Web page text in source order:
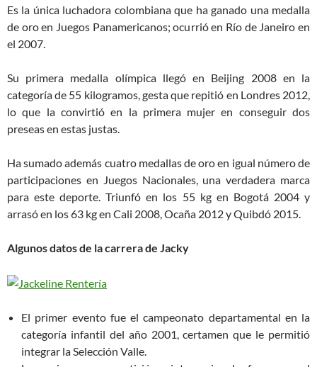
Es la única luchadora colombiana que ha ganado una medalla
de oro en Juegos Panamericanos; ocurrió en Río de Janeiro en
el 2007.
Su primera medalla olímpica llegó en Beijing 2008 en la
categoría de 55 kilogramos, gesta que repitió en Londres 2012,
lo que la convirtió en la primera mujer en conseguir dos
preseas en estas justas.
Ha sumado además cuatro medallas de oro en igual número de
participaciones en Juegos Nacionales, una verdadera marca
para este deporte. Triunfó en los 55 kg en Bogotá 2004 y
arrasó en los 63 kg en Cali 2008, Ocaña 2012 y Quibdó 2015.
Algunos datosde la carrera de Jacky
El primer evento fue el campeonato departamental en la
categoría infantil del año 2001, certamen que le permitió
integrar la Selección Valle.